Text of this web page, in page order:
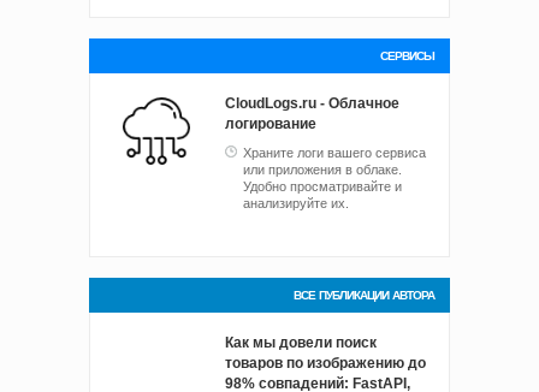
СЕРВИСЫ
CloudLogs.ru - Облачное
логирование
Храните логи вашего сервиса
или приложения в облаке.
Удобно просматривайте и
анализируйте их.
ВСЕ ПУБЛИКАЦИИ АВТОРА
Как мы довели поиск
товаров по изображению до
98% совпадений: FastAPI,